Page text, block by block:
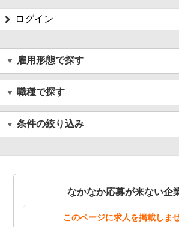
ログイン
雇用形態で探す
職種で探す
条件の絞り込み
なかなか応募が来ない企
このページに求人を掲載しま